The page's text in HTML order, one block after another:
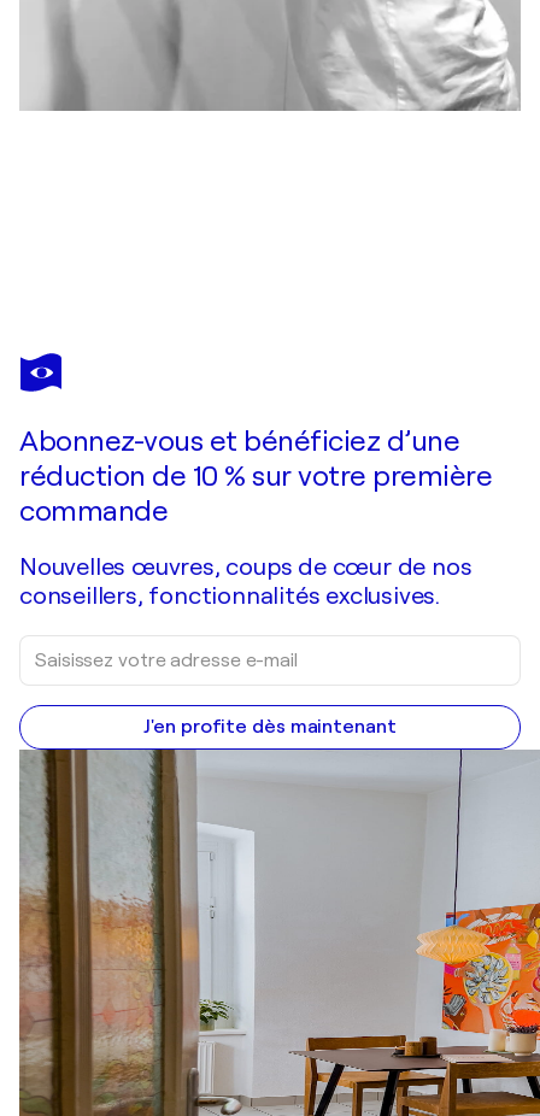
MARIJON WALTER
Man with hat I Munich
Abonnez-vous et bénéficiez d’une
réduction de 10 % sur votre première
commande
Nouvelles œuvres, coups de cœur de nos
conseillers, fonctionnalités exclusives.
J'en profite dès maintenant